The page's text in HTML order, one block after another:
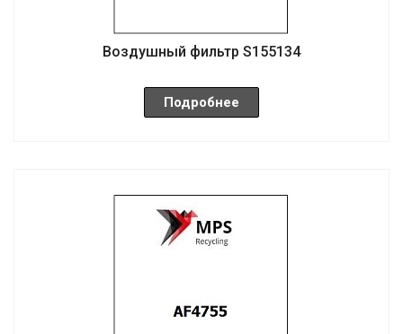
Воздушный фильтр S155134
Подробнее